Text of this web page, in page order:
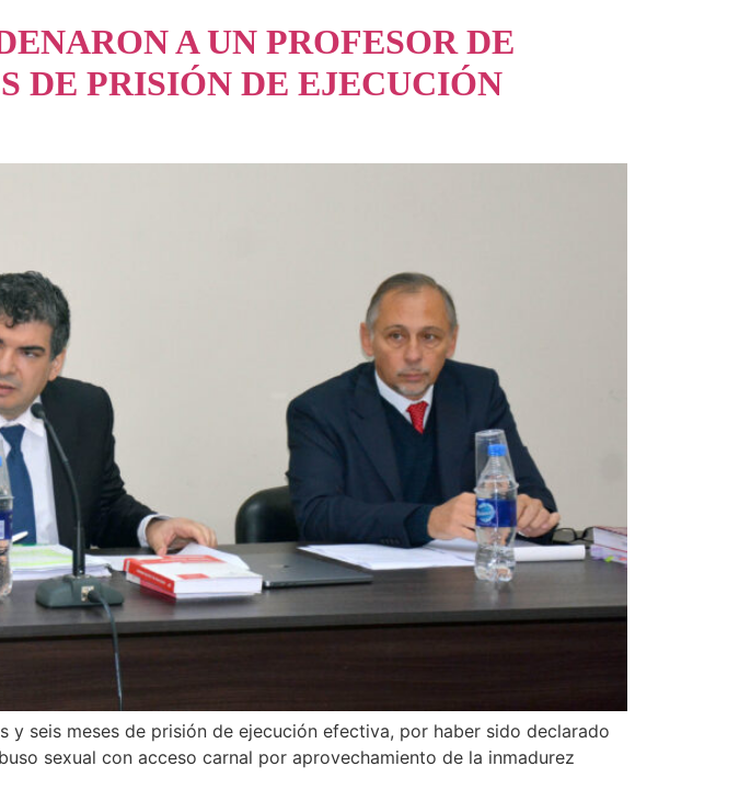
A UN PROFESOR DE
DE PRISIÓN DE EJECUCIÓN
seis meses de prisión de ejecución efectiva, por haber sido declarado
sexual con acceso carnal por aprovechamiento de la inmadurez